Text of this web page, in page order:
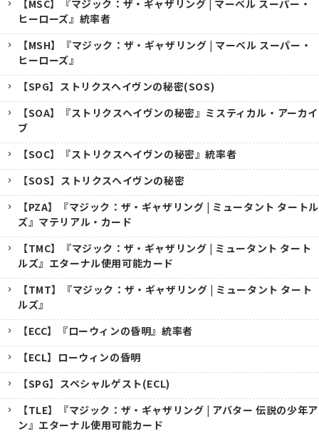
【MSC】『マジック：ザ・ギャザリング | マーベル スーパー・
ヒーローズ』統率者
【MSH】『マジック：ザ・ギャザリング | マーベル スーパー・
ヒーローズ』
【SPG】ストリクスヘイヴンの秘密(SOS)
【SOA】『ストリクスヘイヴンの秘密』ミスティカル・アーカイ
ブ
【SOC】『ストリクスヘイヴンの秘密』統率者
【SOS】ストリクスヘイヴンの秘密
【PZA】『マジック：ザ・ギャザリング | ミュータント タートル
ズ』マテリアル・カード
【TMC】『マジック：ザ・ギャザリング | ミュータント タート
ルズ』エターナル使用可能カード
【TMT】『マジック：ザ・ギャザリング | ミュータント タート
ルズ』
【ECC】『ローウィンの昏明』統率者
【ECL】ローウィンの昏明
【SPG】スペシャルゲスト(ECL)
【TLE】『マジック：ザ・ギャザリング | アバター 伝説の少年ア
ン』エターナル使用可能カード